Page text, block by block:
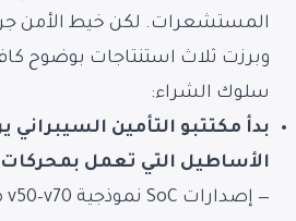
المستشعرات. لكن خيط الأمن
وبرزت ثلاث استنتاجات بوضوح
سلوك الشراء:
بدأ مكتتبو التأمين
الأساطيل التي تعمل